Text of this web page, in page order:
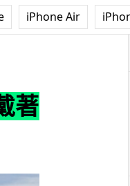
iPhone Air
著